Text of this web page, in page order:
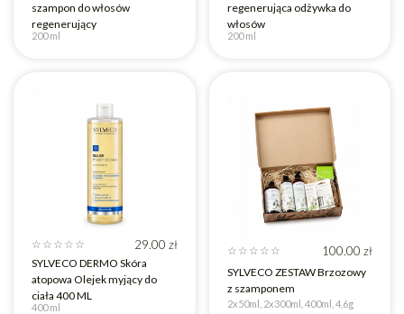
szampon do włosów
regenerujący
200 ml
regenerująca odżywka do
włosów
200 ml
☆ ☆ ☆ ☆ ☆ 29.00 zł
SYLVECO DERMO Skóra
atopowa Olejek myjący do
ciała 400 ML
400 ml
☆ ☆ ☆ ☆ ☆ 100.00 zł
SYLVECO ZESTAW Brzozowy
z szamponem
2x50ml, 2x300ml, 400ml, 4,6g